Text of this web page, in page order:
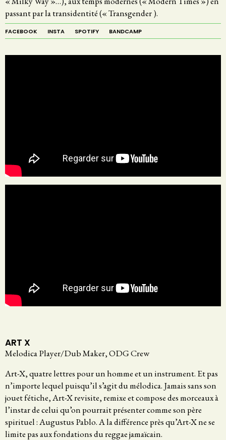
passant par la transidentité (« Transgender ).
FACEBOOK INSTA SPOTIFY BANDCAMP
ART X
Melodica Player/Dub Maker, ODG Crew
Art-X, quatre lettres pour un homme et un instrument. Et pas
n’importe lequel puisqu’il s’agit du mélodica. Jamais sans son
jouet fétiche, Art-X revisite, remixe et compose des morceaux à
l’instar de celui qu’on pourrait présenter comme son père
spirituel : Augustus Pablo. A la différence près qu’Art-X ne se
limite pas aux fondations du reggae jamaïcain.